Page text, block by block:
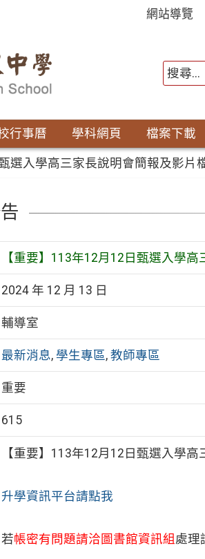
網站導覽
行事曆 學科網頁 檔案下載
選入學高三家長說明會簡報及影片
【重要】113年12月12日甄選入學
2024 年 12 月 13 日
輔導室
最新消息, 學生專區, 教師專區
重要
615
【重要】113年12月12日甄選入學
升學資訊平台請點我
若帳密有問題請洽圖書館資訊組 處理